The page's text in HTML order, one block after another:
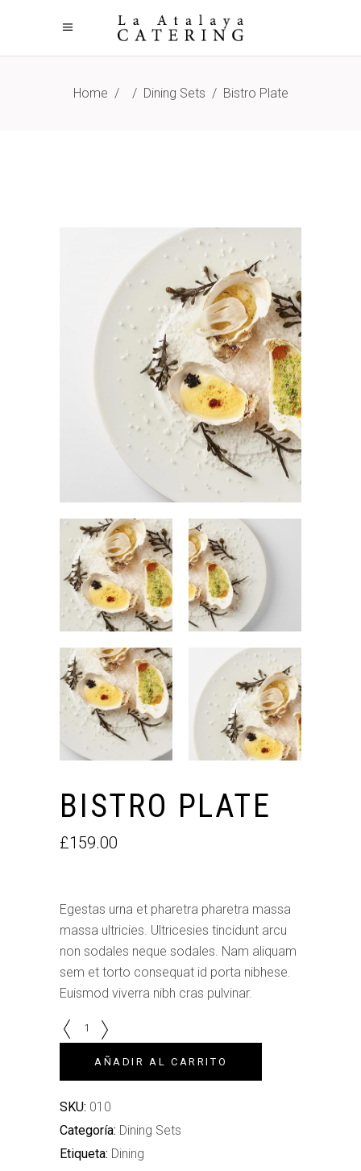
Home / / Dining Sets / Bistro Plate
BISTRO PLATE
£159.00
Egestas urna et pharetra pharetra massa
massa ultricies. Ultricesies tincidunt arcu
non sodales neque sodales. Nam aliquam
sem et torto consequat id porta nibhese.
Euismod viverra nibh cras pulvinar.
Quantity
AÑADIR AL CARRITO
SKU: 010
Categoría: Dining Sets
Etiqueta: Dining